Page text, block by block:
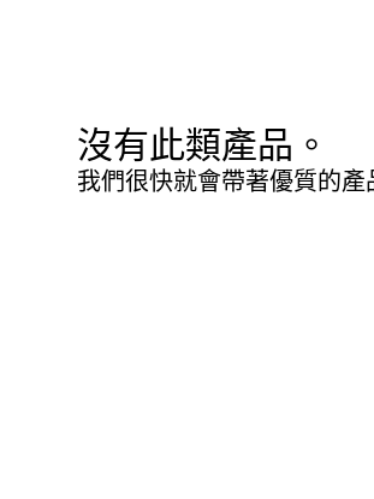
沒有此類產品。
我們很快就會帶著優質的產